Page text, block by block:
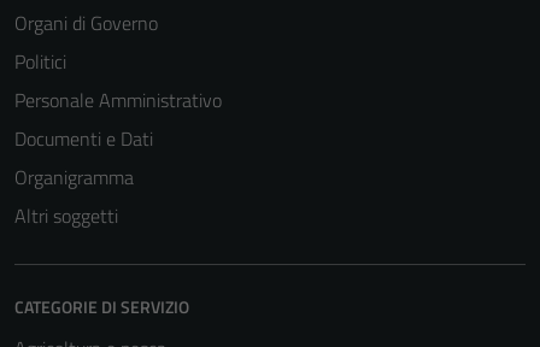
Organi di Governo
Politici
Personale Amministrativo
Documenti e Dati
Organigramma
Altri soggetti
CATEGORIE DI SERVIZIO